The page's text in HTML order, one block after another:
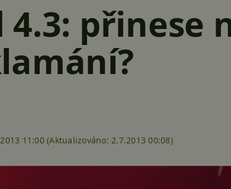
přinese
11:00 (Aktualizováno: 2.7.2013 00:08)